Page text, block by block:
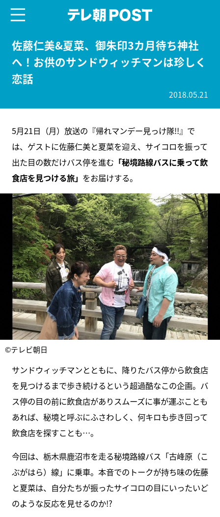
佐藤仁美&夏菜、御朱印3カ月待ち神社
へ！お供のサンドウィッチマンは珍しく
恋話
2018.05.21
5月21日（月）放送の『帰れマンデー見っけ隊!!』で
は、ゲストに佐藤仁美と夏菜を迎え、サイコロを振って
出た目の数だけバス停を進む 「秘境路線バスに乗って飲
食店を見つける旅」 をお届けする。
©テレビ朝日
サンドウィッチマンとともに、降りたバス停から飲食店
を見つけるまで歩き続けるという超過酷なこの企画。バ
ス停の目の前に飲食店がありスムーズに事が運ぶことも
あれば、秘境と呼ぶにふさわしく、何キロも歩き回って
飲食店を探すことも…。
今回は、栃木県鹿沼市を走る秘境路線バス「古峰原（こ
ぶがはら）線」に乗車。本音でのトークが持ち味の佐藤
と夏菜は、自分たちが振ったサイコロの目にいったいど
のような反応を見せるのか!?